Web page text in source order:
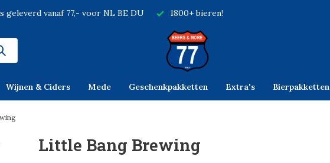
geleverd vanaf 77,- voor NL BE DU 1800+ bieren!
Wijnen & Ciders Mede Geschenkpakketten Extra's Bierpakketten
Little Bang Brewing